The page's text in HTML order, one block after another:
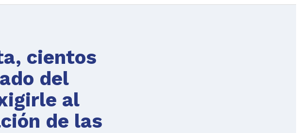
cientos
del
al
de las